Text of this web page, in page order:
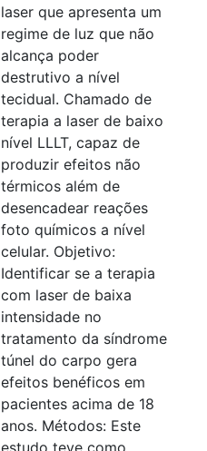
laser que apresenta um
regime de luz que não
alcança poder
destrutivo a nível
tecidual. Chamado de
terapia a laser de baixo
nível LLLT, capaz de
produzir efeitos não
térmicos além de
desencadear reações
foto químicos a nível
celular. Objetivo:
Identificar se a terapia
com laser de baixa
intensidade no
tratamento da síndrome
túnel do carpo gera
efeitos benéficos em
pacientes acima de 18
anos. Métodos: Este
estudo teve como